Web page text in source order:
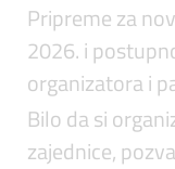
Pripreme za
2026. i
organizatora i
Bilo da si
zajednice,